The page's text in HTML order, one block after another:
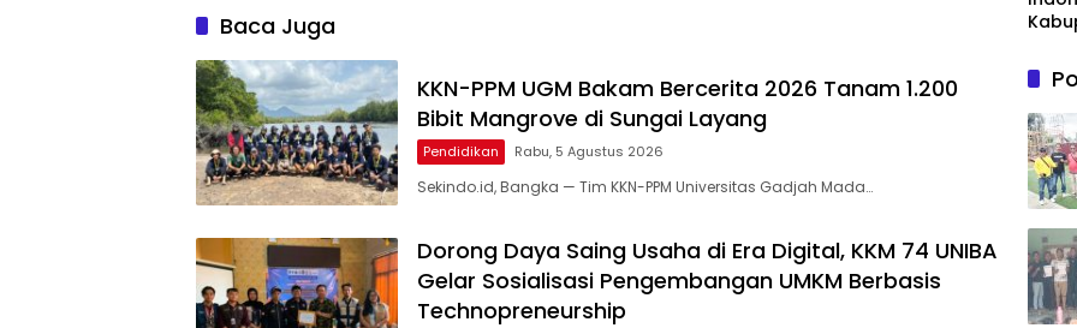
Baca Juga
KKN-PPM UGM Bakam Bercerita 2026 Tanam 1.200
Bibit Mangrove di Sungai Layang
Pendidikan Rabu, 5 Agustus 2026
Sekindo.id, Bangka — Tim KKN-PPM Universitas Gadjah Mada…
Dorong Daya Saing Usaha di Era Digital, KKM 74 UNIBA
Gelar Sosialisasi Pengembangan UMKM Berbasis
Technopreneurship
Gelar
dan
n
Publik